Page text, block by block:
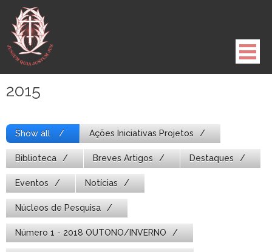
para
conteúdo
2015
Show all Ações Iniciativas Projetos
Biblioteca Breves Artigos Destaques
Eventos Notícias
Núcleos de Pesquisa
Número 1 - 2018 OUTONO/INVERNO